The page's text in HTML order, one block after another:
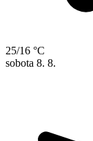
25/16 °C
sobota 8. 8.